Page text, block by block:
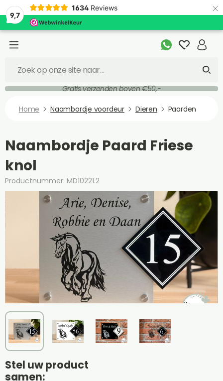
9,7
1634 Reviews ×
Gratis verzenden boven €50,-
Home Naambordje voordeur Dieren Paarden
Naambordje Paard Friese
knol
Productnummer: MD10221.2
Stel uw product
samen: